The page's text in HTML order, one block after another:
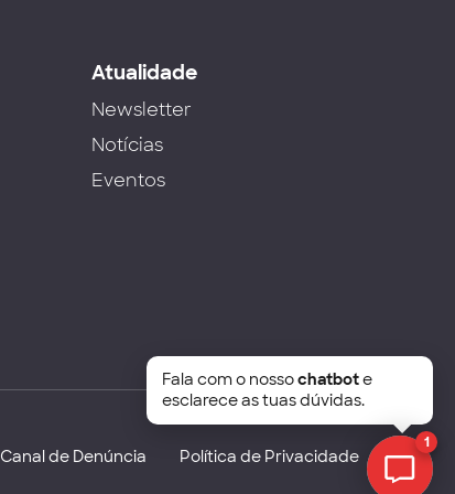
Atualidade
Newsletter
Notícias
Eventos
Canal de Denúncia Política de Privacidade
1
Fala com o nossochatbote
esclarece as tuas dúvidas.